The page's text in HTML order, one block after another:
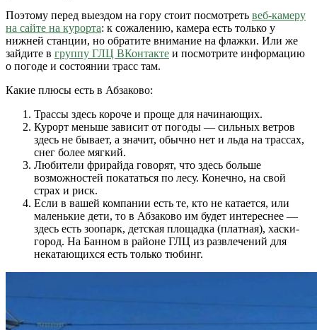
Поэтому перед выездом на гору стоит посмотреть веб-камеру
на сайте на курорта: к сожалению, камера есть только у
нижней станции, но обратите внимание на флажки. Или же
зайдите в группу ГЛЦ ВКонтакте и посмотрите информацию
о погоде и состоянии трасс там.
Какие плюсы есть в Абзаково:
Трассы здесь короче и проще для начинающих.
Курорт меньше зависит от погоды — сильных ветров
здесь не бывает, а значит, обычно нет и льда на трассах,
снег более мягкий.
Любители фрирайда говорят, что здесь больше
возможностей покататься по лесу. Конечно, на свой
страх и риск.
Если в вашей компании есть те, кто не катается, или
маленькие дети, то в Абзаково им будет интереснее —
здесь есть зоопарк, детская площадка (платная), хаски-
город. На Банном в районе ГЛЦ из развлечений для
некатающихся есть только тюбинг.